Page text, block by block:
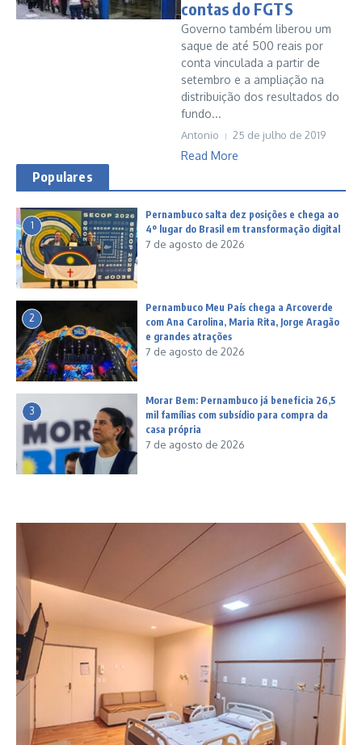
contas do FGTS
Governo também liberou um
saque de até 500 reais por
conta vinculada a partir de
setembro e a ampliação na
distribuição dos resultados do
fundo...
Antonio 25 de julho de 2019
Read More
Populares
1
Pernambuco salta dez posições e chega ao
4º lugar do Brasil em transformação digital
7 de agosto de 2026
2
Pernambuco Meu País chega a Arcoverde
com Ana Carolina, Maria Rita, Jorge Aragão
e grandes atrações
7 de agosto de 2026
3
Morar Bem: Pernambuco já beneficia 26,5
mil famílias com subsídio para compra da
casa própria
7 de agosto de 2026